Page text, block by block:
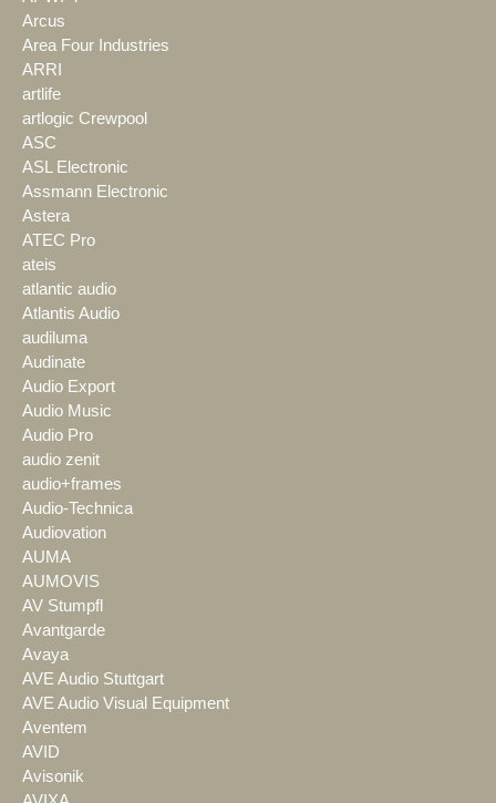
Arcus
Area Four Industries
ARRI
artlife
artlogic Crewpool
ASC
ASL Electronic
Assmann Electronic
Astera
ATEC Pro
ateis
atlantic audio
Atlantis Audio
audiluma
Audinate
Audio Export
Audio Music
Audio Pro
audio zenit
audio+frames
Audio-Technica
Audiovation
AUMA
AUMOVIS
AV Stumpfl
Avantgarde
Avaya
AVE Audio Stuttgart
AVE Audio Visual Equipment
Aventem
AVID
Avisonik